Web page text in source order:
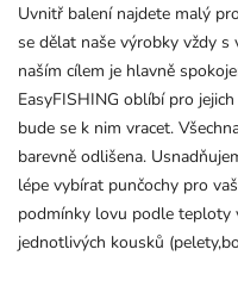
Uvnitř balení najdete malý
se dělat naše výrobky vždy
naším cílem je hlavně
EasyFISHING oblíbí pro
bude se k nim vracet.
barevně odlišena.
lépe vybírat punčochy pro
podmínky lovu podle teploty
jednotlivých kousků